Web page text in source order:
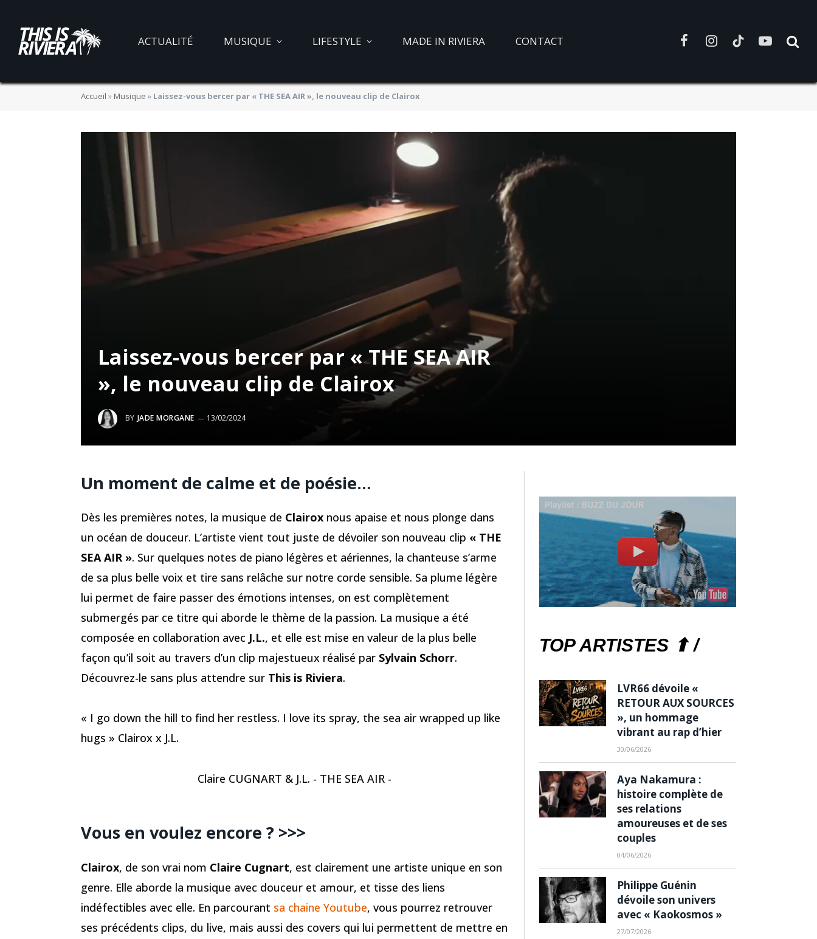
ACTUALITÉ MUSIQUE LIFESTYLE MADE IN RIVIERA CONTACT FacebookInstagramTikTokYouTube
Accueil » Musique » Laissez-vous bercer par « THE SEA AIR », le nouveau clip de Clairox
Laissez-vous bercer par « THE SEA AIR
», le nouveau clip de Clairox
BY JADE MORGANE 13/02/2024
Un moment de calme et de poésie…
Dès les premières notes, la musique de Clairox nous apaise et nous plonge dans
un océan de douceur. L’artiste vient tout juste de dévoiler son nouveau clip « THE
SEA AIR ». Sur quelques notes de piano légères et aériennes, la chanteuse s’arme
de sa plus belle voix et tire sans relâche sur notre corde sensible. Sa plume légère
lui permet de faire passer des émotions intenses, on est complètement
submergés par ce titre qui aborde le thème de la passion. La musique a été
composée en collaboration avec J.L., et elle est mise en valeur de la plus belle
façon qu’il soit au travers d’un clip majestueux réalisé par Sylvain Schorr.
Découvrez-le sans plus attendre sur This is Riviera.
« I go down the hill to find her restless. I love its spray, the sea air wrapped up like
hugs » Clairox x J.L.
Claire CUGNART & J.L. - THE SEA AIR -
Vous en voulez encore ? >>>
Clairox, de son vrai nom Claire Cugnart, est clairement une artiste unique en son
genre. Elle aborde la musique avec douceur et amour, et tisse des liens
indéfectibles avec elle. En parcourant sa chaine Youtube, vous pourrez retrouver
ses précédents clips, du live, mais aussi des covers qui lui permettent de mettre en
TOP ARTISTES ⬆ /
LVR66 dévoile «
RETOUR AUX SOURCES
», un hommage
vibrant au rap d’hier
30/06/2026
Aya Nakamura :
histoire complète de
ses relations
amoureuses et de ses
couples
04/06/2026
Philippe Guénin
dévoile son univers
avec « Kaokosmos »
27/07/2026